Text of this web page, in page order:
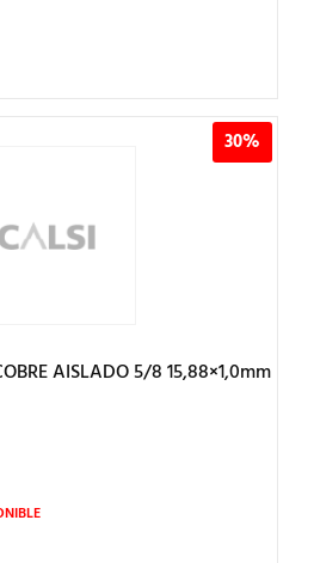
30%
AISLADO 5/8 15,88×1,0mm